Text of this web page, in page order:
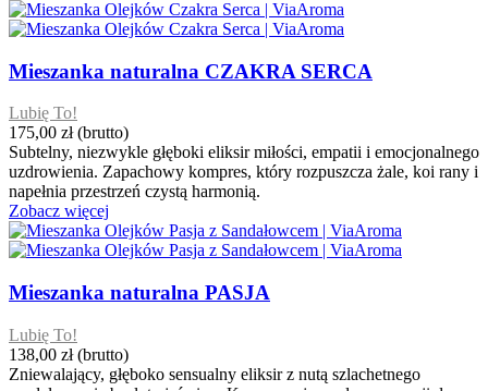
Mieszanka naturalna CZAKRA SERCA
Lubię To!
175,00 zł (brutto)
Subtelny, niezwykle głęboki eliksir miłości, empatii i emocjonalnego
uzdrowienia. Zapachowy kompres, który rozpuszcza żale, koi rany i
napełnia przestrzeń czystą harmonią.
Zobacz więcej
Mieszanka naturalna PASJA
Lubię To!
138,00 zł (brutto)
Zniewalający, głęboko sensualny eliksir z nutą szlachetnego